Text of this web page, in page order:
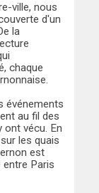
ville, nous
d'un
la
chaque
événements
au fil des
ont vécu. En
les quais
est
entre Paris